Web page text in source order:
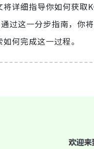
详细指导你如何获取
这一分步指南，你将
何完成这一过程。